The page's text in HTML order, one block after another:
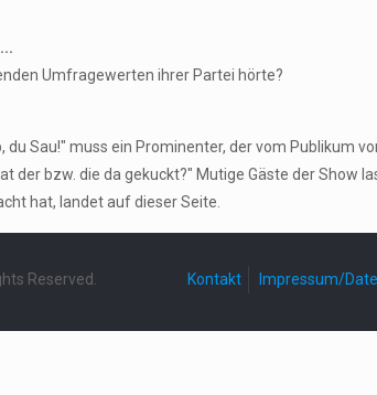
Umfragewerten ihrer Partei hörte?
Sau!" muss ein Prominenter, der vom Publikum
der bzw. die da gekuckt?" Mutige Gäste der
hat, landet auf dieser Seite.
Reserved. Kontakt Impressum/